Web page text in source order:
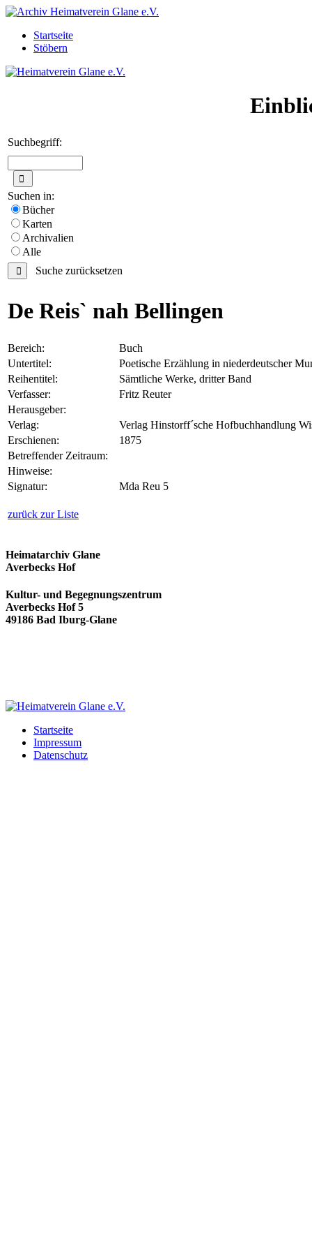
Startseite
Stöbern
Suchbegriff:
Suchen in:
Bücher
Karten
Archivalien
Alle
Suche zurücksetzen
De Reis` nah Bellingen
Bereich:
Buch
Untertitel:
Poetische Erzählung in niederdeutscher
Reihentitel:
Sämtliche Werke, dritter Band
Verfasser:
Fritz Reuter
Herausgeber:
Verlag:
Verlag Hinstorff´sche Hofbuchhandlung
Erschienen:
1875
Betreffender Zeitraum:
Hinweise:
Signatur:
Mda Reu 5
zurück zur Liste
Heimatarchiv Glane
Averbecks Hof
Kultur- und Begegnungszentrum
Averbecks Hof 5
49186 Bad Iburg-Glane
Startseite
Impressum
Datenschutz